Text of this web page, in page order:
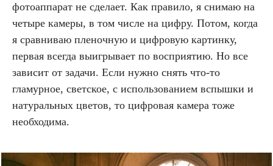
фотоаппарат не сделает. Как правило, я снимаю на
четыре камеры, в том числе на цифру. Потом, когда
я сравниваю пленочную и цифровую картинку,
первая всегда выигрывает по восприятию. Но все
зависит от задачи. Если нужно снять что-то
гламурное, светское, с использованием вспышки и
натуральных цветов, то цифровая камера тоже
необходима.